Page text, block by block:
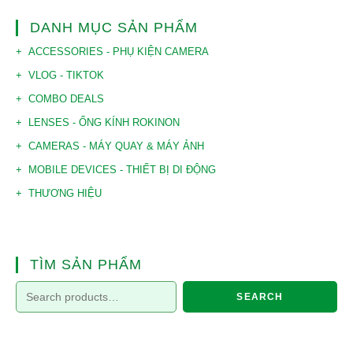
DANH MỤC SẢN PHẨM
ACCESSORIES - PHỤ KIỆN CAMERA
VLOG - TIKTOK
COMBO DEALS
LENSES - ỐNG KÍNH ROKINON
CAMERAS - MÁY QUAY & MÁY ẢNH
MOBILE DEVICES - THIẾT BỊ DI ĐỘNG
THƯƠNG HIỆU
TÌM SẢN PHẨM
SEARCH